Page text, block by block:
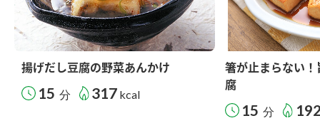
揚げだし豆腐の野菜あんかけ
15 分 317 kcal
箸が止まらない
腐
15 分